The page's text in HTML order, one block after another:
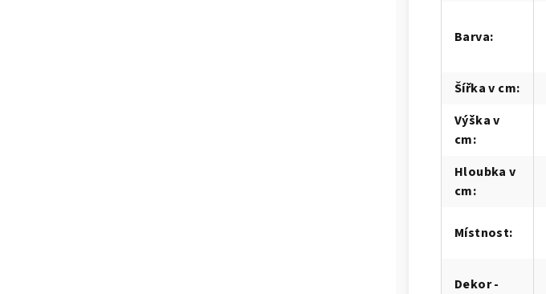
Barva:
Šířka v cm:
Výška v
cm:
Hloubka v
cm:
Místnost:
Dekor -